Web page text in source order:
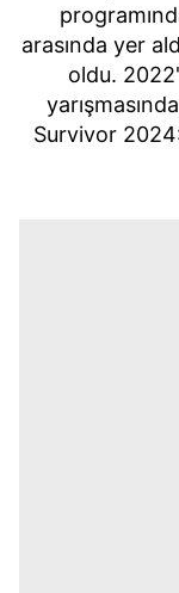
arasında yer
oldu.
Survivor